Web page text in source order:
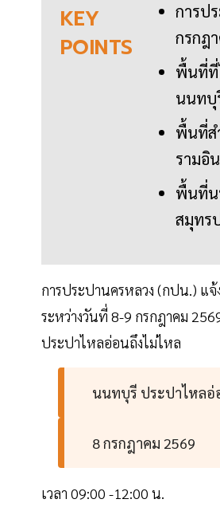
KEY
POINTS
การป
กรกฎ
พื้นที่ที่
นนทบุ
พื้นที่ส
รามอิ
พื้นที่น
สมุทร
การประปานครหลวง (กปน.) แ
ระหว่างวันที่ 8-9 กรกฎาคม
ประปาไหลอ่อนถึงไม่ไหล
นนทบุรี ประปาไหลอ่
8 กรกฎาคม 2569
เวลา 09:00 -12:00 น.